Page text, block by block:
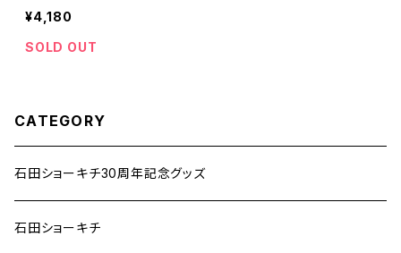
ーキチgrp
¥4,180
SOLD OUT
CATEGORY
石田ショーキチ30周年記念グッズ
石田ショーキチ